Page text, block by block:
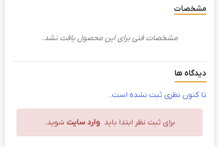
مشخصات
مشخصات فنی برای این محصول یافت نشد.
دیدگاه ها
تا کنون نظری ثبت نشده است.
برای ثبت نظر ابتدا باید وارد سایت شوید.